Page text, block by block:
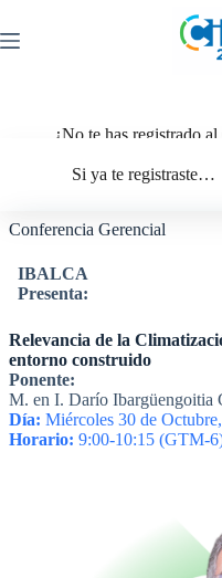
contenido
¿No te has registrado
Si ya te registraste…
Conferencia Gerencial
IBALCA
Presenta:
Relevancia de la
entorno construido
Ponente:
M. en I. Darío Ibargüengoitia
Día: Miércoles 30 de
Horario: 9:00-10:15 (GTM-